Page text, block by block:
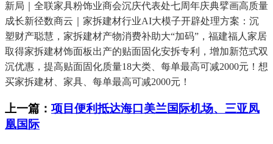
新局｜全联家具粉饰业商会沉庆代表处七周年庆典擘画高质量
成长新径数商云｜家拆建材行业AI大模子开辟处理方案：沉
塑财产聪慧，家拆建材产物消费补助大“加码”，福建福人家居
取得家拆建材饰面板出产的贴面固化安拆专利，增加新范式双
沉优惠，提高贴面固化质量18大类、每单最高可减2000元！想
买家拆建材、家具、每单最高可减2000元！
上一篇： 项目便利抵达海口美兰国际机场、三亚凤
凰国际